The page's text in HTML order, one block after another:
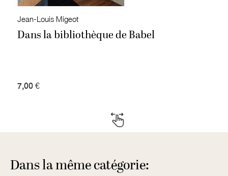
Jean-Louis Migeot
Dans la bibliothèque de Babel
7,00 €
Dans la même catégorie: